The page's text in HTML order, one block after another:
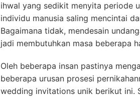
ihwal yang sedikit menyita periode
individu manusia saling mencintai
Bagaimana tidak, mendesain
jadi membutuhkan masa beberapa
Oleh beberapa insan pastinya
beberapa urusan prosesi
wedding invitations unik berikut ini.